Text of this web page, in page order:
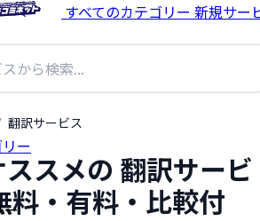
すべてのカテゴリー 新規サー
ー
ー
翻訳サービス
スメの 翻訳サービ
料・有料・比較付